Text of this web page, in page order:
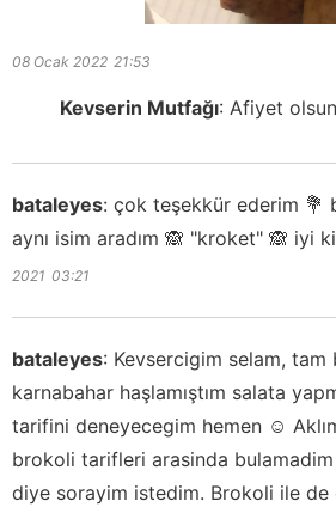
08 Ocak 2022 21:53
Kevserin Mutfağı: Afiyet
bataleyes: çok teşekkür ederim 💐
aynı isim aradım 🙈 "kroket" 🙈 iyi ki
2021 03:21
bataleyes: Kevsercigim selam,
karnabahar haşlamıştım salata
tarifini deneyecegim hemen ☺️
brokoli tarifleri arasinda
diye sorayim istedim. Brokoli ile de